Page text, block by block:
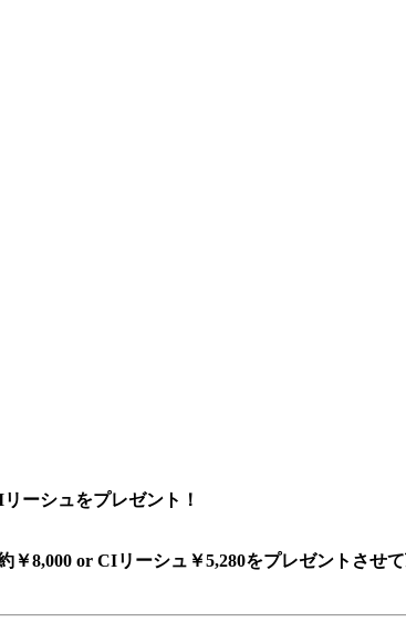
ーシュをプレゼント！
8,000 or CIリーシュ￥5,280をプレゼントさせ